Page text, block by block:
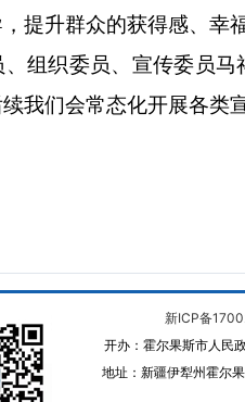
提升群众的获得感、幸
组织委员、宣传委员马
我们会常态化开展各类
新ICP备
开办：霍尔果斯市人民
地址：新疆伊犁州霍